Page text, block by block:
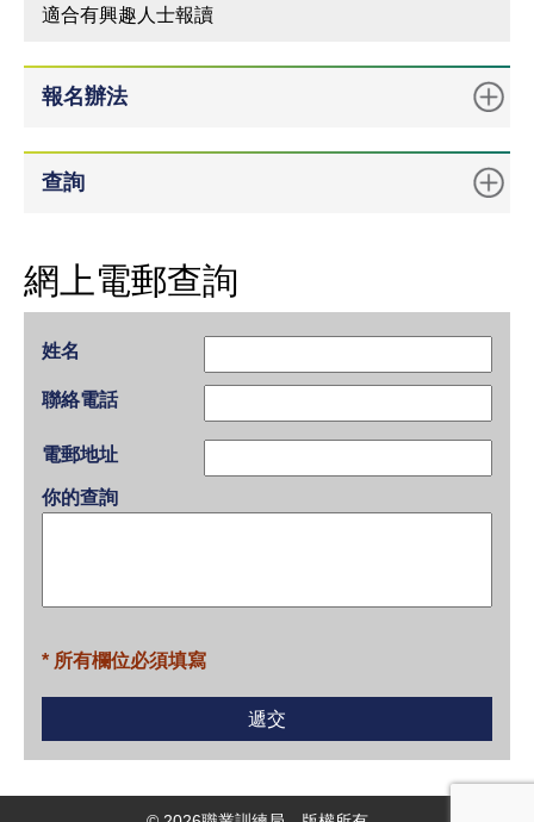
適合有興趣人士報讀
報名辦法
查詢
網上電郵查詢
姓名
聯絡電話
電郵地址
你的查詢
* 所有欄位必須填寫